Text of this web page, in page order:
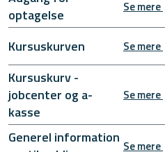
optagelse
Se mere
Kursuskurven Se mere
Kursuskurv -
jobcenter og a-
kasse
Se mere
Generel information Se mere